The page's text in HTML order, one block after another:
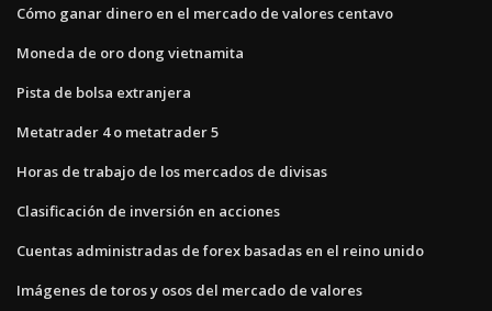
Cómo ganar dinero en el mercado de valores centavo
Moneda de oro dong vietnamita
Pista de bolsa extranjera
Metatrader 4 o metatrader 5
Horas de trabajo de los mercados de divisas
Clasificación de inversión en acciones
Cuentas administradas de forex basadas en el reino unido
Imágenes de toros y osos del mercado de valores